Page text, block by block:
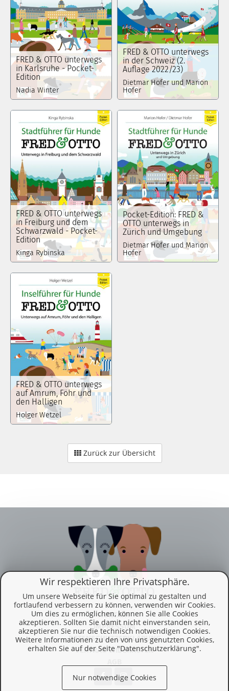
Wir respektieren Ihre Privatsphäre.
Um unsere Webseite für Sie optimal zu gestalten und
fortlaufend verbessern zu können, verwenden wir Cookies.
Um dies zu ermöglichen, können Sie alle Cookies
akzeptieren. Sollten Sie damit nicht einverstanden sein,
akzeptieren Sie nur die technisch notwendigen Cookies.
Weitere Informationen zu den von uns genutzten Cookies,
erhalten Sie auf der Seite "Datenschutzerklärung".
Nur notwendige Cookies
FRED & OTTO unterwegs
in Karlsruhe - Pocket-
Edition
Nadia Winter
FRED & OTTO unterwegs
in der Schweiz (2.
Auflage 2022/23)
Dietmar Hofer und Marion
Hofer
FRED & OTTO unterwegs
in Freiburg und dem
Schwarzwald - Pocket-
Edition
Kinga Rybinska
Pocket-Edition: FRED &
OTTO unterwegs in
Zürich und Umgebung
Dietmar Hofer und Marion
Hofer
FRED & OTTO unterwegs
auf Amrum, Föhr und
den Halligen
Holger Wetzel
Zurück zur Übersicht
KONTAKT
IMPRESSUM
DATENSCHUTZERKLÄRUNG
VERTRAG WIDERRUFEN